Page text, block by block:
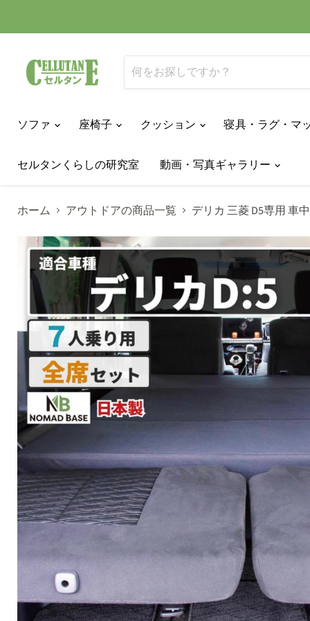
ソファ 座椅子 クッション 寝具・ラグ・マ
セルタンくらしの研究室 動画・写真ギャラリー
ホーム アウトドアの商品一覧 デリカ 三菱 D5専用 車